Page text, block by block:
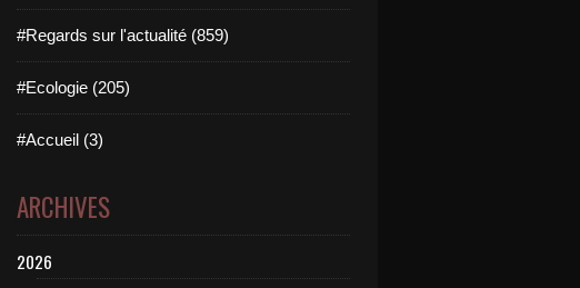
#Regards sur l'actualité (859)
#Ecologie (205)
#Accueil (3)
ARCHIVES
2026